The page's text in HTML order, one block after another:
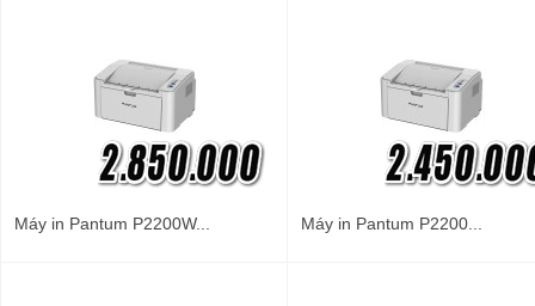
Máy in Pantum P2200W... Máy in Pantum P2200...